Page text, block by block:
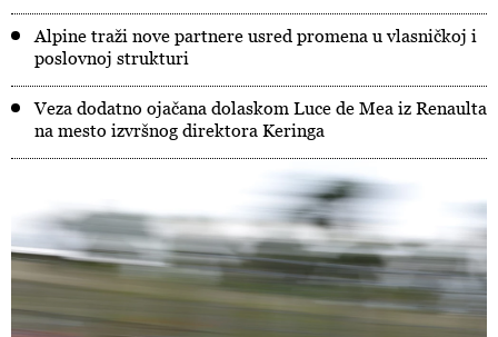
Alpine traži nove partnere usred promena u vlasničkoj i
poslovnoj strukturi
Veza dodatno ojačana dolaskom Luce de Mea iz Renaulta
na mesto izvršnog direktora Keringa